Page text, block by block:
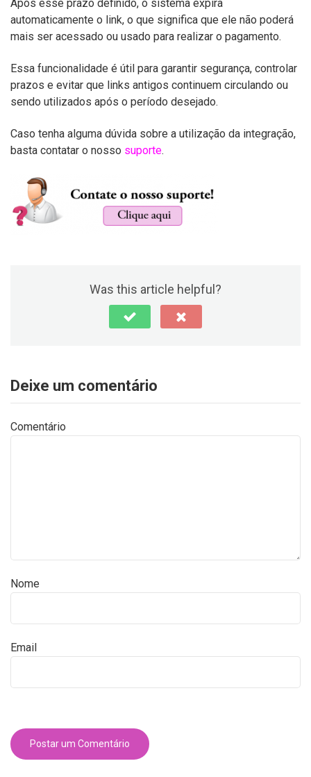
Após esse prazo definido, o sistema expira
automaticamente o link, o que significa que ele não poderá
mais ser acessado ou usado para realizar o pagamento.
Essa funcionalidade é útil para garantir segurança, controlar
prazos e evitar que links antigos continuem circulando ou
sendo utilizados após o período desejado.
Caso tenha alguma dúvida sobre a utilização da integração,
basta contatar o nosso suporte.
Was this article helpful?
Deixe um comentário
Comentário
Nome
Email